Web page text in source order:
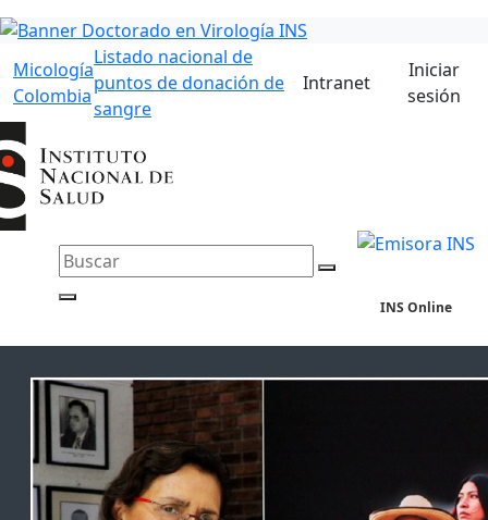
Micología
Colombia
Listado nacional de
puntos de donación de
sangre
Intranet
Iniciar
sesión
INS Online